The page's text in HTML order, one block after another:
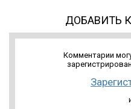
ДОБАВИТЬ
Комментарии